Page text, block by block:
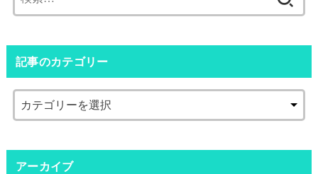
索:
記事のカテゴリー
アーカイブ